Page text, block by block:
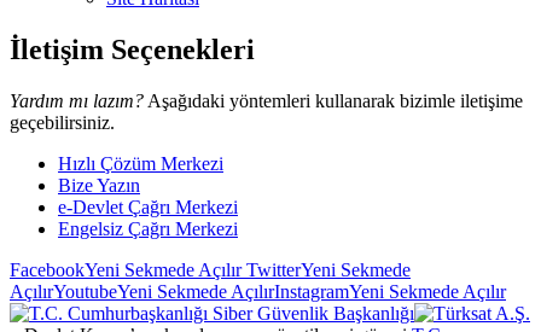
İletişim Seçenekleri
Yardım mı lazım? Aşağıdaki yöntemleri kullanarak bizimle iletişime
geçebilirsiniz.
Hızlı Çözüm Merkezi
Bize Yazın
e-Devlet Çağrı Merkezi
Engelsiz Çağrı Merkezi
FacebookYeni Sekmede AçılırTwitterYeni Sekmede
AçılırYoutubeYeni Sekmede AçılırInstagramYeni Sekmede Açılır